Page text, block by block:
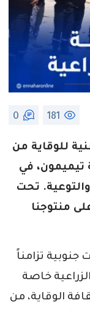
181
0
للوقاية من
تيميمون، في
تحت
منتوجنا
تزامناً
خاصة
الوقاية، من